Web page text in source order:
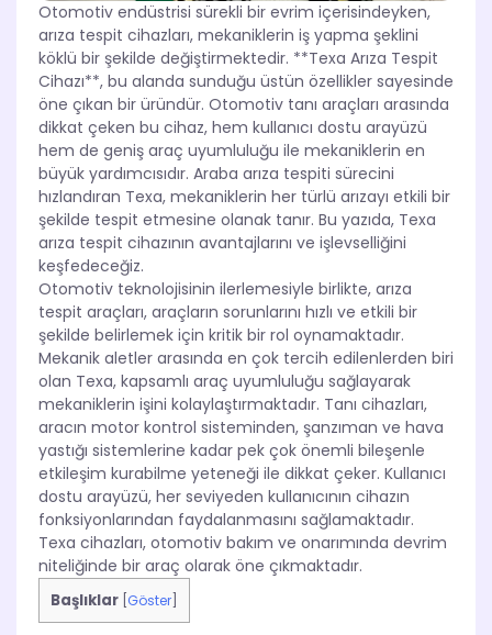
Otomotiv endüstrisi sürekli bir evrim içerisindeyken,
arıza tespit cihazları, mekaniklerin iş yapma şeklini
köklü bir şekilde değiştirmektedir. **Texa Arıza Tespit
Cihazı**, bu alanda sunduğu üstün özellikler sayesinde
öne çıkan bir üründür. Otomotiv tanı araçları arasında
dikkat çeken bu cihaz, hem kullanıcı dostu arayüzü
hem de geniş araç uyumluluğu ile mekaniklerin en
büyük yardımcısıdır. Araba arıza tespiti sürecini
hızlandıran Texa, mekaniklerin her türlü arızayı etkili bir
şekilde tespit etmesine olanak tanır. Bu yazıda, Texa
arıza tespit cihazının avantajlarını ve işlevselliğini
keşfedeceğiz.
Otomotiv teknolojisinin ilerlemesiyle birlikte, arıza
tespit araçları, araçların sorunlarını hızlı ve etkili bir
şekilde belirlemek için kritik bir rol oynamaktadır.
Mekanik aletler arasında en çok tercih edilenlerden biri
olan Texa, kapsamlı araç uyumluluğu sağlayarak
mekaniklerin işini kolaylaştırmaktadır. Tanı cihazları,
aracın motor kontrol sisteminden, şanzıman ve hava
yastığı sistemlerine kadar pek çok önemli bileşenle
etkileşim kurabilme yeteneği ile dikkat çeker. Kullanıcı
dostu arayüzü, her seviyeden kullanıcının cihazın
fonksiyonlarından faydalanmasını sağlamaktadır.
Texa cihazları, otomotiv bakım ve onarımında devrim
niteliğinde bir araç olarak öne çıkmaktadır.
Başlıklar Göster